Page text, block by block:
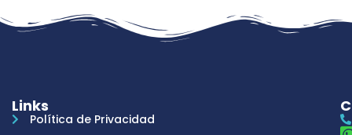
Links
Política de Privacidad